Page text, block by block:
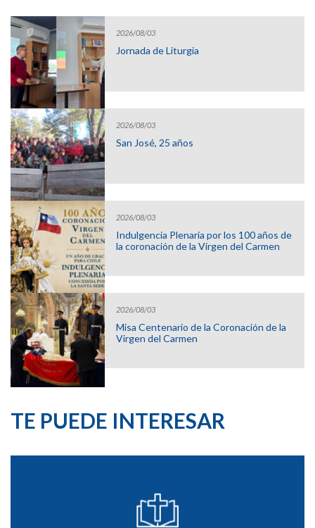
2026/08/03
Jornada de Liturgia
2026/08/03
San José, 25 años
2026/08/03
Indulgencia Plenaria por los 100 años de
la coronación de la Virgen del Carmen
2026/08/03
Misa Centenario de la Coronación de la
Virgen del Carmen
TE PUEDE INTERESAR